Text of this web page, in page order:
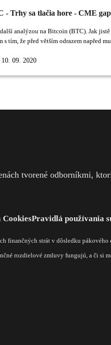
- Trhy sa tlačia hore - CME
10. 09. 2020
analýzou na Bitcoin (BTC). Jak
s tím, že před větším odrazem napřed
tvorené odborníkmi,
CookiesPravidlá používania
finančných strát v dôsledku
rozdielové zmluvy fungujú, a či si